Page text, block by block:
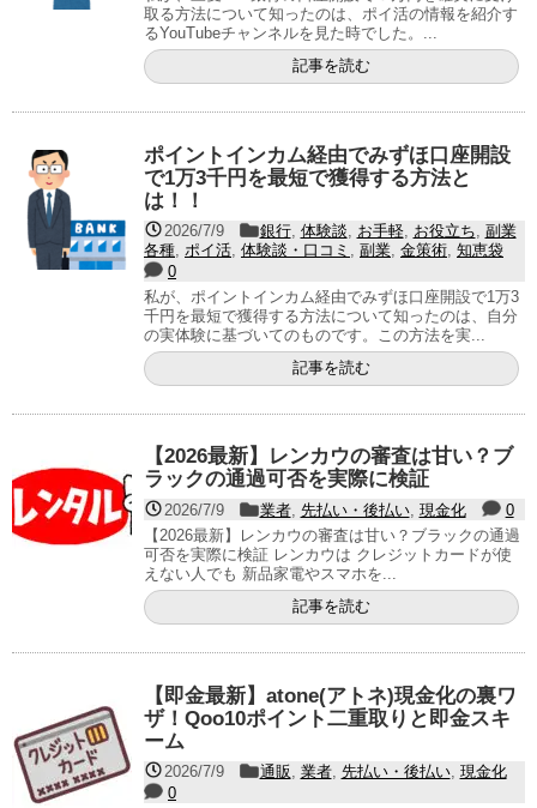
取る方法について知ったのは、ポイ活の情報を紹介す
るYouTubeチャンネルを見た時でした。...
記事を読む
ポイントインカム経由でみずほ口座開設
で1万3千円を最短で獲得する方法と
は！！
2026/7/9 銀行, 体験談 お手軽, お役立ち 副業
各種 ポイ活 体験談・口コミ 副業 金策術 知恵袋
0
私が、ポイントインカム経由でみずほ口座開設で1万3
千円を最短で獲得する方法について知ったのは、自分
の実体験に基づいてのものです。この方法を実...
記事を読む
【2026最新】レンカウの審査は甘い？ブ
ラックの通過可否を実際に検証
2026/7/9 業者, 先払い・後払い, 現金化
0
【2026最新】レンカウの審査は甘い？ブラックの通過
可否を実際に検証 レンカウは クレジットカードが使
えない人でも 新品家電やスマホを...
記事を読む
【即金最新】atone(アトネ)現金化の裏ワ
ザ！Qoo10ポイント二重取りと即金スキ
ーム
2026/7/9 通販, 業者, 先払い・後払い, 現金化
0